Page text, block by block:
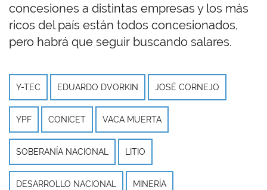
concesiones a distintas empresas y los más
ricos del país están todos concesionados,
pero habrá que seguir buscando salares.
Y-TEC EDUARDO DVORKIN JOSÉ CORNEJO
YPF CONICET VACA MUERTA
SOBERANÍA NACIONAL LITIO
DESARROLLO NACIONAL MINERÍA